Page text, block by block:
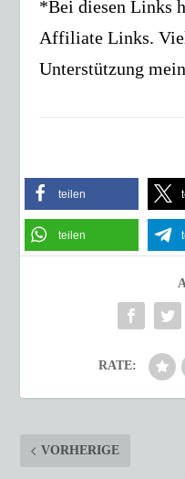
*Bei diesen Links
Affiliate Links.
Unterstützung
teilen
teilen
RATE:
VORHERIGE